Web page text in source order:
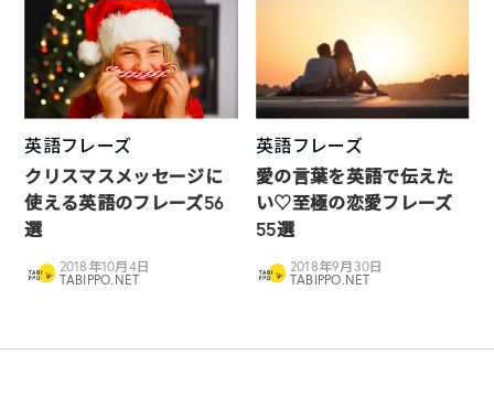
英語フレーズ
クリスマスメッセージに
使える英語のフレーズ56
選
2018年10月4日
TABIPPO.NET
英語フレーズ
愛の言葉を英語で伝えた
い♡至極の恋愛フレーズ
55選
2018年9月30日
TABIPPO.NET